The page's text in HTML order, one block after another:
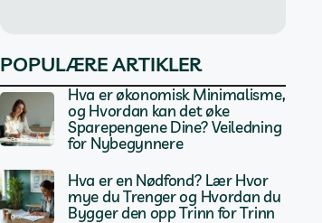
POPULÆRE ARTIKLER
Hva er økonomisk Minimalisme,
og Hvordan kan det øke
Sparepengene Dine? Veiledning
for Nybegynnere
Hva er en Nødfond? Lær Hvor
mye du Trenger og Hvordan du
Bygger den opp Trinn for Trinn